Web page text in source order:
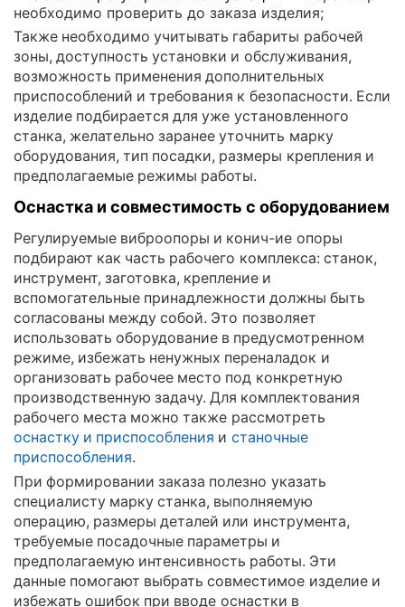
необходимо проверить до заказа изделия;
Также необходимо учитывать габариты рабочей
зоны, доступность установки и обслуживания,
возможность применения дополнительных
приспособлений и требования к безопасности. Если
изделие подбирается для уже установленного
станка, желательно заранее уточнить марку
оборудования, тип посадки, размеры крепления и
предполагаемые режимы работы.
Оснастка и совместимость с оборудованием
Регулируемые виброопоры и конич-ие опоры
подбирают как часть рабочего комплекса: станок,
инструмент, заготовка, крепление и
вспомогательные принадлежности должны быть
согласованы между собой. Это позволяет
использовать оборудование в предусмотренном
режиме, избежать ненужных переналадок и
организовать рабочее место под конкретную
производственную задачу. Для комплектования
рабочего места можно также рассмотреть
оснастку и приспособления и станочные
приспособления.
При формировании заказа полезно указать
специалисту марку станка, выполняемую
операцию, размеры деталей или инструмента,
требуемые посадочные параметры и
предполагаемую интенсивность работы. Эти
данные помогают выбрать совместимое изделие и
избежать ошибок при вводе оснастки в